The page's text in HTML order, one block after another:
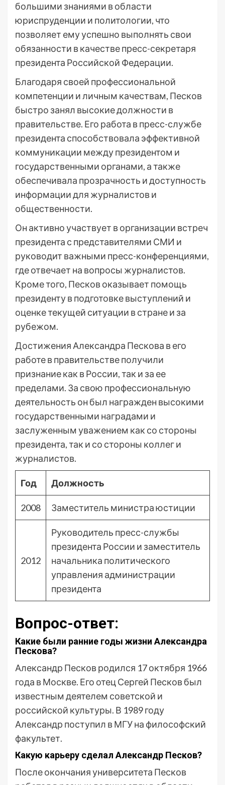
большими знаниями в области
юриспруденции и политологии, что
позволяет ему успешно выполнять свои
обязанности в качестве пресс-секретаря
президента Российской Федерации.
Благодаря своей профессиональной
компетенции и личным качествам, Песков
быстро занял высокие должности в
правительстве. Его работа в пресс-службе
президента способствовала эффективной
коммуникации между президентом и
государственными органами, а также
обеспечивала прозрачность и доступность
информации для журналистов и
общественности.
Он активно участвует в организации встреч
президента с представителями СМИ и
руководит важными пресс-конференциями,
где отвечает на вопросы журналистов.
Кроме того, Песков оказывает помощь
президенту в подготовке выступлений и
оценке текущей ситуации в стране и за
рубежом.
Достижения Александра Пескова в его
работе в правительстве получили
признание как в России, так и за ее
пределами. За свою профессиональную
деятельность он был награжден высокими
государственными наградами и
заслуженным уважением как со стороны
президента, так и со стороны коллег и
журналистов.
Год Должность
2008 Заместитель министра юстиции
2012
Руководитель пресс-службы
президента России и заместитель
начальника политического
управления администрации
президента
Вопрос-ответ:
Какие были ранние годы жизни Александра
Пескова?
Александр Песков родился 17 октября 1966
года в Москве. Его отец Сергей Песков был
известным деятелем советской и
российской культуры. В 1989 году
Александр поступил в МГУ на философский
факультет.
Какую карьеру сделал Александр Песков?
После окончания университета Песков